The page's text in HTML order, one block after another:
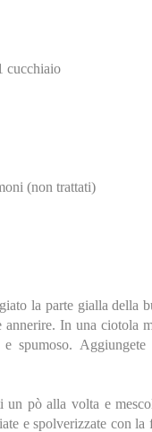
cucchiaio
(non trattati)
la parte gialla della
In una ciotola
spumoso.
pò alla volta e
e spolverizzate con